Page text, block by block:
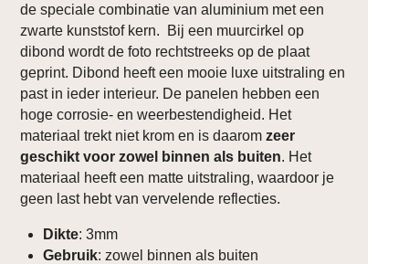
de speciale combinatie van aluminium met een
zwarte kunststof kern. Bij een muurcirkel op
dibond wordt de foto rechtstreeks op de plaat
geprint. Dibond heeft een mooie luxe uitstraling en
past in ieder interieur. De panelen hebben een
hoge corrosie- en weerbestendigheid. Het
materiaal trekt niet krom en is daarom zeer
geschikt voor zowel binnen als buiten. Het
materiaal heeft een matte uitstraling, waardoor je
geen last hebt van vervelende reflecties.
Dikte: 3mm
Gebruik: zowel binnen als buiten